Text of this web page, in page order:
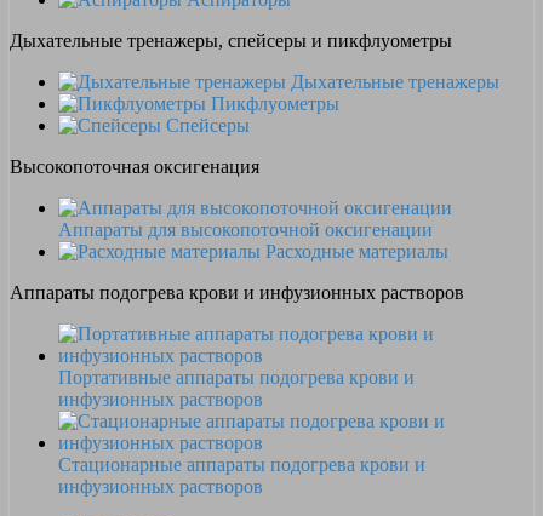
Дыхательные тренажеры, спейсеры и пикфлуометры
Дыхательные тренажеры
Пикфлуометры
Спейсеры
Высокопоточная оксигенация
Аппараты для высокопоточной оксигенации
Расходные материалы
Аппараты подогрева крови и инфузионных растворов
Портативные аппараты подогрева крови и
инфузионных растворов
Стационарные аппараты подогрева крови и
инфузионных растворов